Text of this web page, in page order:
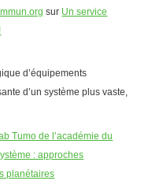
sur Un service
d’équipements
d’un système plus vaste,
Tumo de l’académie du
: approches
planétaires